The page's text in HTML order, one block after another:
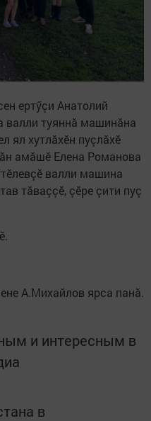
ертӳçи Анатолий
валли туяннă машинăна
ял хутлăхӗн пуçлăхӗ
амăшӗ Елена Романова
валли машина
тăваççӗ, çӗре çити пуç
А.Михайлов ярса панă.
и интересным в
в